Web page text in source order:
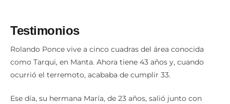
Testimonios
Rolando Ponce vive a cinco cuadras del área conocida
como Tarqui, en Manta. Ahora tiene 43 años y, cuando
ocurrió el terremoto, acababa de cumplir 33.
Ese día, su hermana María, de 23 años, salió junto con